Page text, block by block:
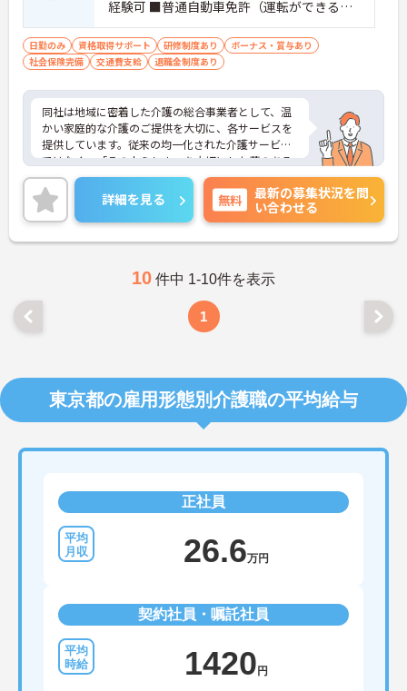
経験可 ■普通自動車免許（運転ができる
方）※事業所により異なります
日勤のみ 資格取得サポート 研修制度あり
ボーナス・賞与あり
社会保険完備
交通費支給 退職金制度あり
同社は地域に密着した介護の総合事業者として、温
かい家庭的な介護のご提供を大切に、各サービスを
提供しています。従来の均一化された介護サービス
ではなく、「その人らしさ」を大切にした夢のある
暮らしを楽しんでいただくため、音楽療法士による
ミモザ楽団コンサート、「生涯現役塾」や「“奏”快
体操」といったオリジナルプログラム、ドイツ式リ
ハビリ機器やヒューマノイドロボットの導入等、
様々な取り組みも行っています。
詳細を見る 無料
最新の募集状況を問
い合わせる
10 件中 1-10件を表示
1
東京都の雇用形態別介護職の平均給与
正社員
26.6万円
契約社員・嘱託社員
1420 円